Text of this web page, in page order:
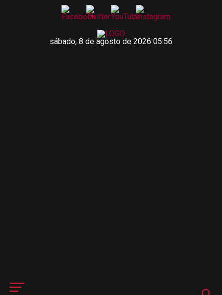
sábado, 8 de agosto de 2026 05:56